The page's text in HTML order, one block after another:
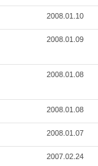
2008.01.10
2008.01.09
2008.01.08
2008.01.08
2008.01.07
2007.02.24